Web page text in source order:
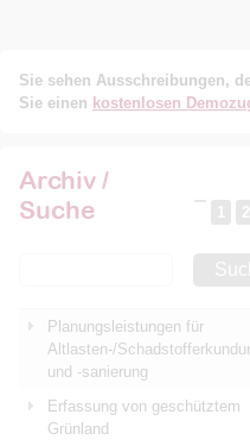
Sie sehen Ausschreibungen,
Sie einen kostenlosen
Archiv /
Suche
1 2
Planungsleistungen für
Altlasten-/
und -sanierung
Erfassung von geschütztem
Grünland